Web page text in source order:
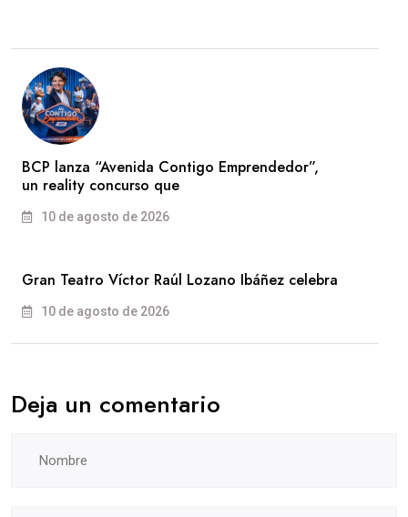
BCP lanza “Avenida Contigo Emprendedor”,
un reality concurso que
10 de agosto de 2026
Gran Teatro Víctor Raúl Lozano Ibáñez celebra
10 de agosto de 2026
Deja un comentario